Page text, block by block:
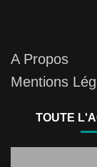
A Propos
Mentions
TOUTE